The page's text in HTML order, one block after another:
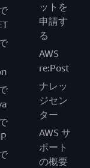
ットを
申請す
る
AWS
re:Post
ナレッ
ジセン
ター
AWS サ
ポート
の概要